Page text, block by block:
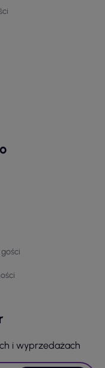
i wyprzedażach